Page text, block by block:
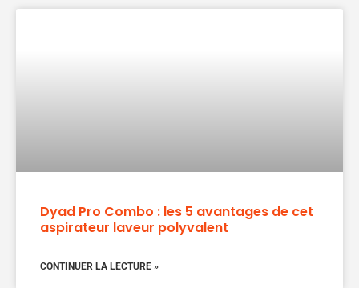
Dyad Pro Combo : les 5 avantages de cet
aspirateur laveur polyvalent
CONTINUER LA LECTURE »